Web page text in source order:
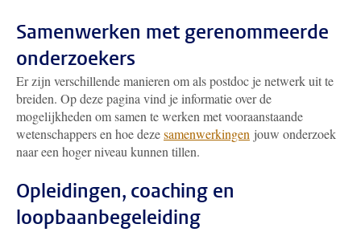
Samenwerken met gerenommeerde
onderzoekers
Er zijn verschillende manieren om als postdoc je netwerk uit te
breiden. Op deze pagina vind je informatie over de
mogelijkheden om samen te werken met vooraanstaande
wetenschappers en hoe dezesamenwerkingen jouw onderzoek
naar een hoger niveau kunnen tillen.
Opleidingen, coaching en
loopbaanbegeleiding